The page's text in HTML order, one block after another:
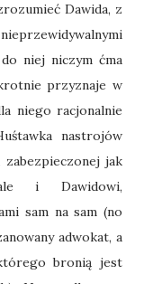
Dawida, z
niej niczym ćma
przyznaje w
niego racjonalnie
nastrojów
jak
i Dawidowi,
sam na sam (no
adwokat, a
bronią jest